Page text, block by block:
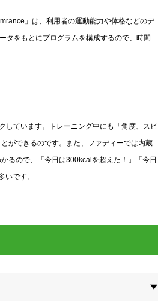
」は、利用者の運動能力や体格などのデ
タをもとにプログラムを構成するので、時間
しています。トレーニング中にも「角度、スピ
ができるのです。また、ファディーでは内蔵
るので、「今日は300kcalを超えた！」「今日
です。